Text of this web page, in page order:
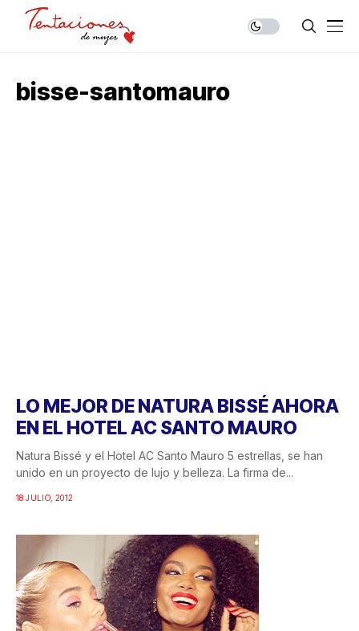
bisse-santomauro
LO MEJOR DE NATURA BISSÉ AHORA
EN EL HOTEL AC SANTO MAURO
Natura Bissé y el Hotel AC Santo Mauro 5 estrellas, se han
unido en un proyecto de lujo y belleza. La firma de...
18 JULIO, 2012